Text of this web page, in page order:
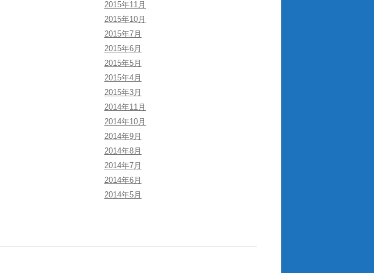
2015年11月
2015年10月
2015年7月
2015年6月
2015年5月
2015年4月
2015年3月
2014年11月
2014年10月
2014年9月
2014年8月
2014年7月
2014年6月
2014年5月